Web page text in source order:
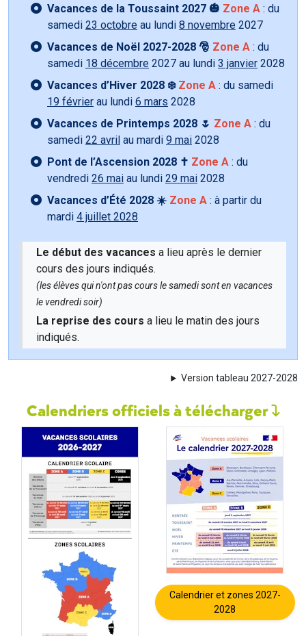
Vacances de la Toussaint 2027 🎃 Zone A : du
samedi 23 octobre au lundi 8 novembre 2027
Vacances de Noël 2027-2028 🎅 Zone A : du
samedi 18 décembre 2027 au lundi 3 janvier 2028
Vacances d’Hiver 2028 ❄️ Zone A : du samedi
19 février au lundi 6 mars 2028
Vacances de Printemps 2028 🌷 Zone A : du
samedi 22 avril au mardi 9 mai 2028
Pont de l’Ascension 2028 ✝️ Zone A : du
vendredi 26 mai au lundi 29 mai 2028
Vacances d’Été 2028 ☀️ Zone A : à partir du
mardi 4 juillet 2028
Le début des vacances a lieu après le dernier
cours des jours indiqués.
(les élèves qui n'ont pas cours le samedi sont en vacances
le vendredi soir)
La reprise des cours a lieu le matin des jours
indiqués.
Version tableau 2027-2028
Calendriers officiels à télécharger
Calendrier et zones 2027-
2028